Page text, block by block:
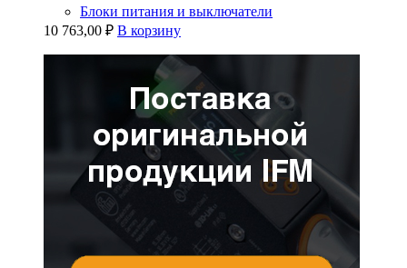
Блоки питания и выключатели
10 763,00 ₽ В корзину